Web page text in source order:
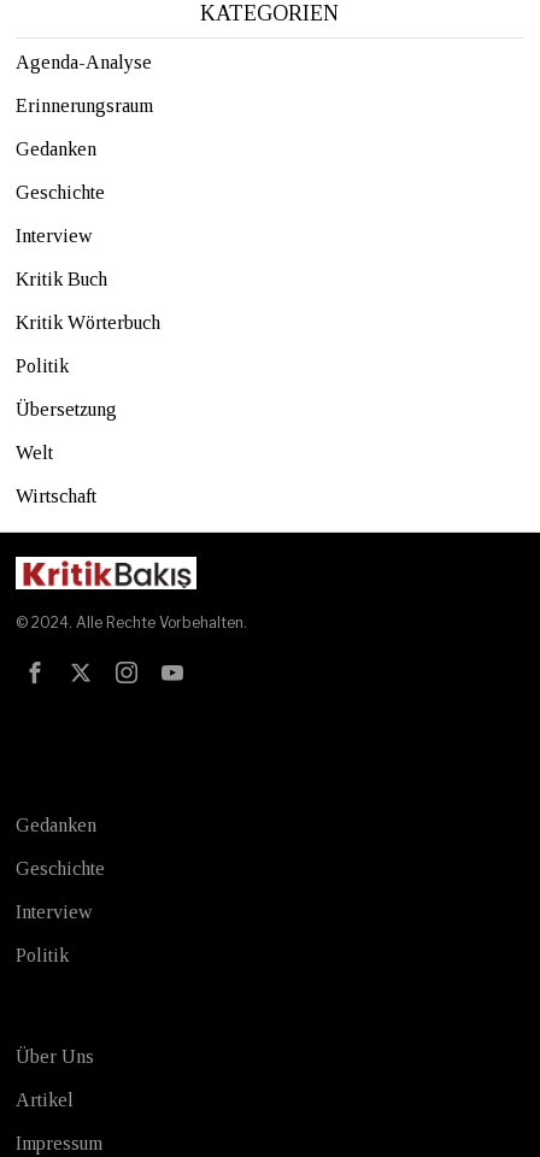
KATEGORIEN
Agenda-Analyse
Erinnerungsraum
Gedanken
Geschichte
Interview
Kritik Buch
Kritik Wörterbuch
Politik
Übersetzung
Welt
Wirtschaft
© 2024. Alle Rechte Vorbehalten.
Gedanken
Geschichte
Interview
Politik
Über Uns
Artikel
Impressum